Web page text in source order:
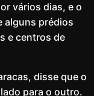
vários dias, e o
alguns prédios
e centros de
disse que o
para o outro.